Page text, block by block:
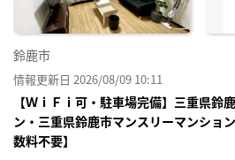
鈴鹿市
情報更新日 2026/08/09 10:11
【ＷｉＦｉ可・駐車場完備】三重県鈴
ン・三重県鈴鹿市マンスリーマンショ
数料不要】